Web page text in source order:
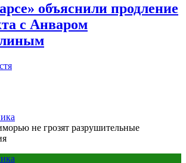
объяснили продление
с Анваром
не грозят разрушительные